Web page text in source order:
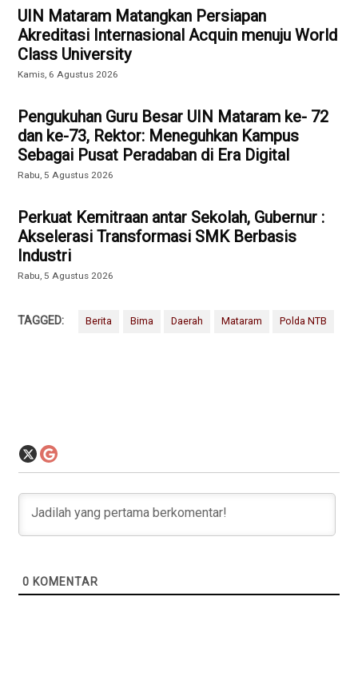
UIN Mataram Matangkan Persiapan
Akreditasi Internasional Acquin menuju World
Class University
Kamis, 6 Agustus 2026
Pengukuhan Guru Besar UIN Mataram ke- 72
dan ke-73, Rektor: Meneguhkan Kampus
Sebagai Pusat Peradaban di Era Digital
Rabu, 5 Agustus 2026
Perkuat Kemitraan antar Sekolah, Gubernur :
Akselerasi Transformasi SMK Berbasis
Industri
Rabu, 5 Agustus 2026
TAGGED: Berita Bima Daerah Mataram Polda NTB
0 KOMENTAR